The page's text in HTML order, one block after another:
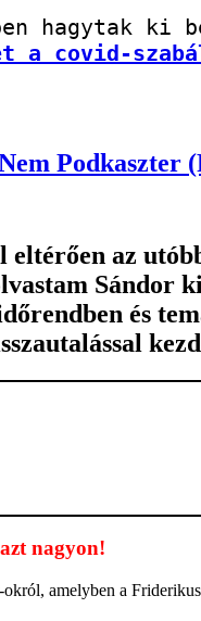
a covid-
Podkaszter
az
és
nagyon!
-okról, amelyben a